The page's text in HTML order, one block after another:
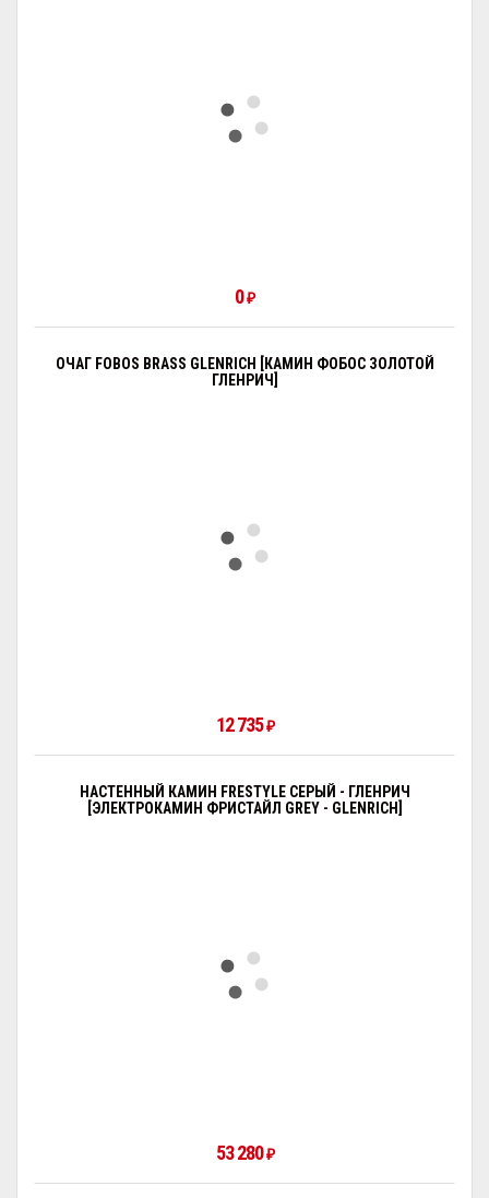
0₽
ОЧАГ FOBOS BRASS GLENRICH [КАМИН ФОБОС ЗОЛОТОЙ
ГЛЕНРИЧ]
12 735₽
НАСТЕННЫЙ КАМИН FRESTYLE СЕРЫЙ - ГЛЕНРИЧ
[ЭЛЕКТРОКАМИН ФРИСТАЙЛ GREY - GLENRICH]
53 280₽